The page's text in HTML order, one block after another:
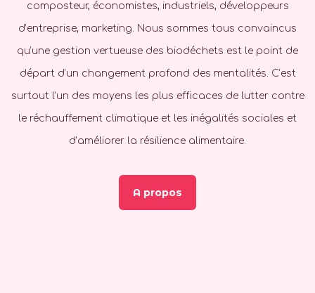
composteur, économistes, industriels, développeurs
d’entreprise, marketing. Nous sommes tous convaincus
qu’une gestion vertueuse des biodéchets est le point de
départ d’un changement profond des mentalités. C’est
surtout l’un des moyens les plus efficaces de lutter contre
le réchauffement climatique et les inégalités sociales et
d’améliorer la résilience alimentaire.
A propos